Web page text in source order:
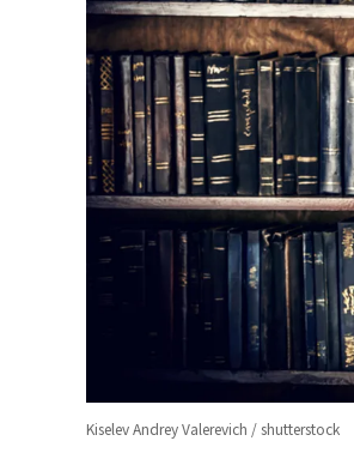
Kiselev Andrey Valerevich / shutterstock